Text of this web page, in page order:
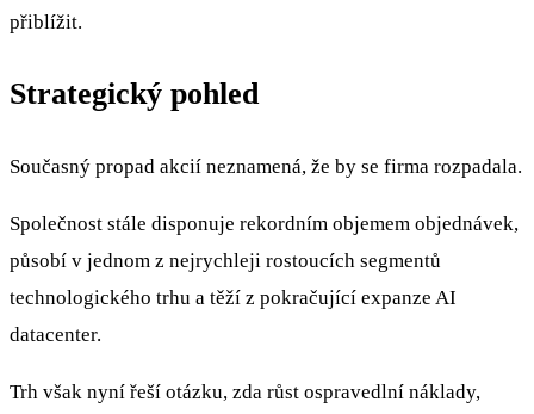
přiblížit.
Strategický pohled
Současný propad akcií neznamená, že by se firma rozpadala.
Společnost stále disponuje rekordním objemem objednávek,
působí v jednom z nejrychleji rostoucích segmentů
technologického trhu a těží z pokračující expanze AI
datacenter.
Trh však nyní řeší otázku, zda růst ospravedlní náklady,